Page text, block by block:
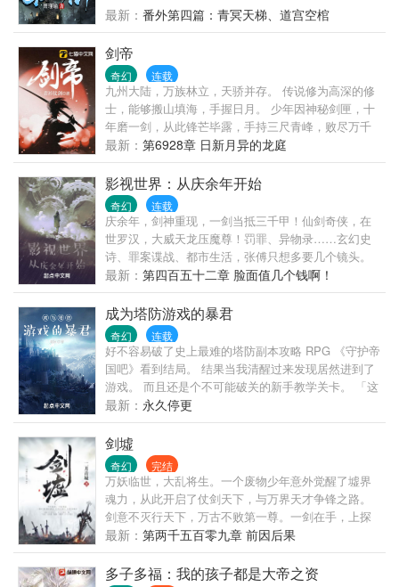
最新： 番外第四篇：青冥天梯、道宫空棺
剑帝
奇幻 连载
九州大陆，万族林立，天骄并存。 传说修为高深的修
士，能够搬山填海，手握日月。 少年因神秘剑匣，十
年磨一剑，从此锋芒毕露，手持三尺青峰，败尽万千
天骄。
最新： 第6928章 日新月异的龙庭
影视世界：从庆余年开始
奇幻 连载
庆余年，剑神重现，一剑当抵三千甲！仙剑奇侠，在
世罗汉，大威天龙压魔尊！罚罪、异物录……玄幻史
诗、罪案谍战、都市生活，张傅只想多要几个镜头。
最新： 第四百五十二章 脸面值几个钱啊！
成为塔防游戏的暴君
奇幻 连载
好不容易破了史上最难的塔防副本攻略 RPG 《守护帝
国吧》看到结局。 结果当我清醒过来发现居然进到了
游戏。 而且还是个不可能破关的新手教学关卡。 「这
该死的粪GAME，我一定会破给你看……！」 (看到这
个作品的人别走先,先看一下,才决定要不要弃)
最新： 永久停更
剑墟
奇幻 完结
万妖临世，大乱将生。一个废物少年意外觉醒了墟界
魂力，从此开启了仗剑天下，与万界天才争锋之路。
剑意不灭行天下，万古不败第一尊。一剑在手，上探
九霄，下闯幽府，争霸异界，让天下万剑朝宗！
最新： 第两千五百零九章 前因后果
多子多福：我的孩子都是大帝之资